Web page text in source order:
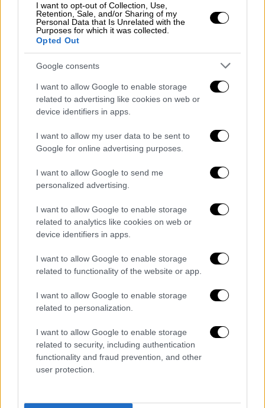
I want to opt-out of Collection, Use,
Retention, Sale, and/or Sharing of my
Personal Data that Is Unrelated with the
Purposes for which it was collected.
Opted Out
Google consents
I want to allow Google to enable storage
related to advertising like cookies on web or
device identifiers in apps.
I want to allow my user data to be sent to
Google for online advertising purposes.
I want to allow Google to send me
personalized advertising.
I want to allow Google to enable storage
related to analytics like cookies on web or
device identifiers in apps.
I want to allow Google to enable storage
related to functionality of the website or app.
I want to allow Google to enable storage
related to personalization.
I want to allow Google to enable storage
related to security, including authentication
functionality and fraud prevention, and other
user protection.
Από αυτή τους τη δραστηριότητα,
επιχειρήσεις αυτές είχαν γράψει παράνομα
κέρδη συνολικού ποσού 3,2 εκατ. ευρώ για
το 2024, το 2025 και έως την ημέρα του
ελέγχου.
Επιπλέον, οι ελεγκτές του ΔΕΟΣ
στις επιχειρήσεις αυτές. Από το 2020 μέχρι
σήμερα, εξέδωσαν πάνω από 10.000
φορολογικά στοιχεία με ανακριβή ποσά
εσόδων, αποκρύπτοντας και μην
αποδίδοντας ΦΠΑ, συνολικού ποσού 1,8
εκατ. ευρώ.
Συνελήφθησαν 6 άτομα, διαχειριστές και
υπεύθυνοι των επιχειρήσεων, για
κακουργηματική απάτη και φοροδιαφυγή και
οδηγήθηκαν στις αρμόδιες δικαστικές αρχές
με τη διαδικασία του αυτοφώρου.
Τα σχολιά σας δημοσιεύονται άμεσα με δική σας ευθύνη. Το
ΕΘΝΟΣ θα παρεμβαίνει και τα προσβλητικά σχόλια θα
διαγράφονται